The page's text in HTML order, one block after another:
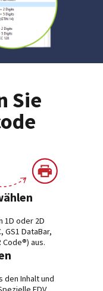
Sie
1D oder 2D
GS1 DataBar,
aus.
den Inhalt und